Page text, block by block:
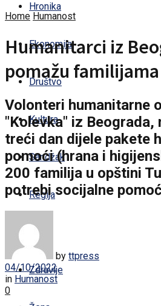
Hronika
Ekonomija
Društvo
Kultura
Sandžak
Regija
Svijet
Zdravlje
Home Humanost
Humanitarci iz
pomažu
Volonteri humanitarne
"Kolevka" iz Beograda,
treći dan dijele pakete
pomoći (hrana i
200 familija u opštini
potrebi socijalne
by ttpress
04/10/2022
in Humanost
0